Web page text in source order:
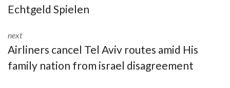
Echtgeld Spielen
next
Airliners cancel Tel Aviv routes amid His
family nation from israel disagreement